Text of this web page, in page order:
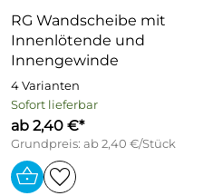
RG Wandscheibe mit
Innenlötende und
Innengewinde
4 Varianten
Sofort lieferbar
ab 2,40 €*
Grundpreis: ab 2,40 €/Stück